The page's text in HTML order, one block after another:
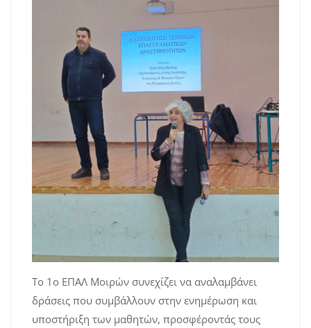
Το 1ο ΕΠΑΛ Μοιρών συνεχίζει να αναλαμβάνει
δράσεις που συμβάλλουν στην ενημέρωση και
υποστήριξη των μαθητών, προσφέροντάς τους